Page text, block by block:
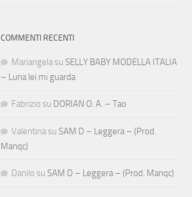
COMMENTI RECENTI
Mariangela su SELLY BABY MODELLA ITALIA
– Luna lei mi guarda
Fabrizio su DORIAN O. A. – Tao
Valentina su SAM D – Leggera – (Prod.
Manqc)
Danilo su SAM D – Leggera – (Prod. Manqc)